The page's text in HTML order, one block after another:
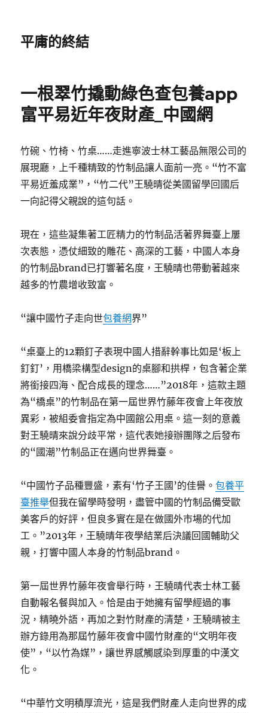
平庸的終結
一根翠竹撬動綠色查包養app
富平易近年夜財產_中國網
竹碗、竹椅、竹桌……走進寧波士林工藝品無限公司的
展現廳，上千種精致的竹制品讓人面前一亮。“竹不富
平易近羞成業”，“竹二代”王驍晴從美國留學回國后
一向記得父親說的這句話。
現在，這些凝集著工匠精力的竹制品活著界舞臺上屢
次表態，憑仗細致的雕花、高深的工藝，中國人本身
的竹制品brand已打響著名度，王驍晴也帶動著越來
越多的竹農增收致富。
“讓中國竹子走向世包養網界”
“桌臺上的12顆釘子表現中國人措辭幹事比如是‘板上
釘釘’，用橋梁構型design的桌腳和拱桿，包含著企業
將銜接四海、配合成長的理念……”2018年，這款主題
為“橋桌”的竹制品在第一屆世界竹藤年夜會上年夜放
異彩，被組委會指定為中國館公用桌。這一刻的意義
對王驍晴來說分歧平常，這代表她接辦團隊之后發布
的“國潮”竹制品正在邁向世界舞臺。
“中國竹子品種豐盛，素有‘竹子王國’的佳譽。包養平
臺推舉但我在留學時發明，盡管中國的竹制品備受歐
美客戶的好評，但良多實在是在做國外市場的代加
工。”2013年，王驍晴年夜學結業后決議回國輔助父
親，打響中國人本身的竹制品brand。
第一屆世界竹藤年夜會舉行時，王驍晴代表士林工藝
自動報名餐與加入。恰是由于她擁有留學經過的事
況，精曉外語，再加之對竹財產的清楚，王驍晴被主
辦方錄用為那屆竹藤年夜會中國竹財產的“文明年夜
使”，“以竹為媒”，讓世界感觸感染到厚重的中漢文
化。
“中華竹文明積厚流光，這是我們財產人走向世界的成